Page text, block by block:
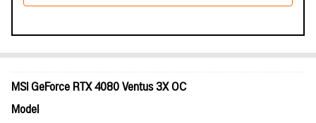
MSI GeForce RTX 4080 Ventus 3X OC
Model